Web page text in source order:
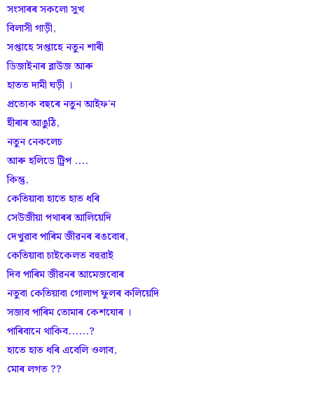
সংসাৰৰ সকলো সুখ
বিলাসী গাড়ী,
সপ্তাহে সপ্তাহে নতুন শাৰী
ডিজাইনাৰ ব্লাউজ আৰু
হাতত দামী ঘড়ী ।
প্ৰত্যেক বছৰে নতুন আইফ'ন
হীৰাৰ আঙুঠি,
নতুন নেকলেচ
আৰু হলিডে ট্ৰিপ ....
কিন্তু,
কেতিয়াবা হাতে হাত ধৰি
সেউজীয়া পথাৰৰ আলিয়েদি
দেখুৱাব পাৰিম জীৱনৰ ৰঙবোৰ,
কেতিয়াবা চাইকেলত বহুৱাই
দিব পাৰিম জীৱনৰ আমেজবোৰ
নতুবা কেতিয়াবা গোলাপ ফুলৰ কলিয়েদি
সজাব পাৰিম তোমাৰ কেশযোৰ ।
পাৰিবানে থাকিব......?
হাতে হাত ধৰি এবেলি ওলাব,
মোৰ লগত ??